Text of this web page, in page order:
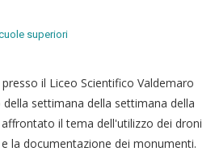
superiori
il Liceo Scientifico Valdemaro
settimana della settimana della
il tema dell'utilizzo dei droni
la documentazione dei monumenti.